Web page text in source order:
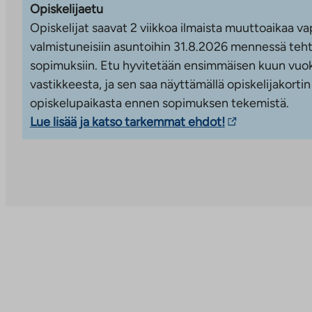
Lähimmät palvelut löytyvät vain parin kilometrin
alueelta ja Palokan keskustasta, joten arjen ostokset
helposti saavutettavissa. Asunnoissa on
perusnopeus sisältyy vastikkeeseen, mikä tuo
Opiskelijaetu
Opiskelijat saavat 2 viikkoa ilmaista muuttoaikaa
valmistuneisiin asuntoihin 31.8.2026 mennessä
sopimuksiin. Etu hyvitetään ensimmäisen kuun
vastikkeesta, ja sen saa näyttämällä
opiskelupaikasta ennen sopimuksen tekemistä.
Lue lisää ja katso tarkemmat ehdot!Linkki
vie